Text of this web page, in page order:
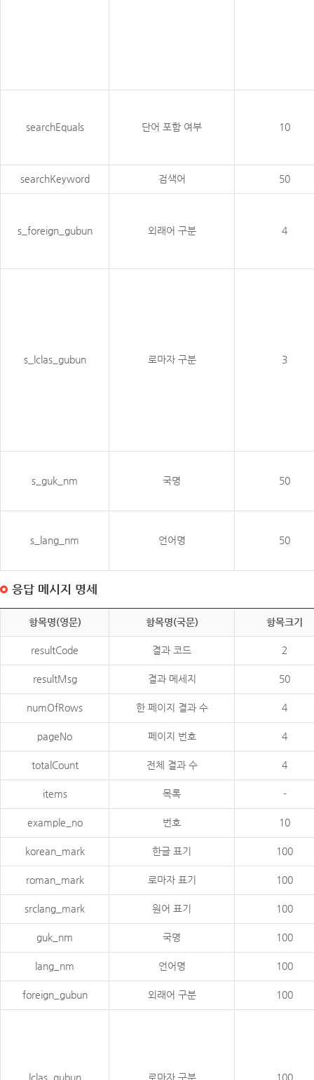
searchEquals 단어 포함 여부 10
searchKeyword 검색어 50
s_foreign_gubun 외래어 구분 4
s_lclas_gubun 로마자 구분 3
s_guk_nm 국명 50
s_lang_nm 언어명 50
응답 메시지 명세
항목명(영문) 항목명(국문) 항목크기
resultCode 결과 코드 2
resultMsg 결과 메세지 50
numOfRows 한 페이지 결과 수 4
pageNo 페이지 번호 4
totalCount 전체 결과 수 4
items 목록 -
example_no 번호 10
korean_mark 한글 표기 100
roman_mark 로마자 표기 100
srclang_mark 원어 표기 100
guk_nm 국명 100
lang_nm 언어명 100
foreign_gubun 외래어 구분 100
lclas_gubun 로마자 구분 100